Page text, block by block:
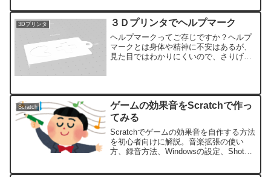
3Dプリンタ ３Ｄプリンタでヘルプマーク
ヘルプマークってご存じですか？ヘルプ
マークとは身体や精神に不安はあるが、
見た目ではわかりにくいので、さりげな
達障害者も携帯してもよい...
Scratch
ゲームの効果音をScratchで作っ
てみる
Scratchでゲームの効果音を自作する方法
を初心者向けに解説。音楽拡張の使い
方、録音方法、Windowsの設定、Shotcut
に紹介します。